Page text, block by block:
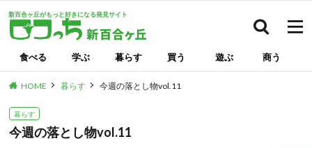
新百合ヶ丘がもっと好きになる発見サイト
食べる 学ぶ 暮らす 買う 遊ぶ 商う
HOME 暮らす 今週の落とし物vol.11
暮らす
今週の落とし物vol.11